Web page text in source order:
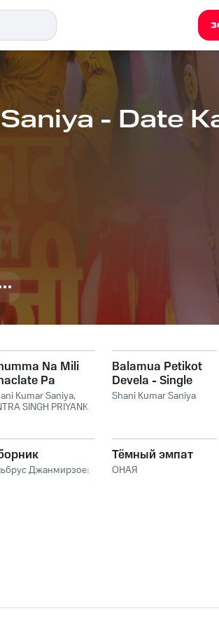
- Date
Na Mili
Pa
Kumar Saniya,
SINGH PRIYANKA
Balamua Petikot
Devela - Single
Shani Kumar Saniya
Джанмирзоев
Тёмный эмпат
ОНАЯ